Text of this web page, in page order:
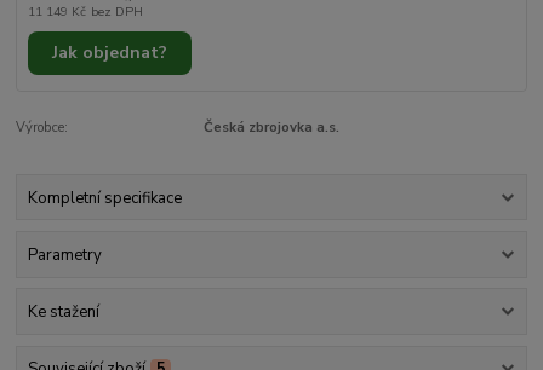
11 149 Kč bez DPH
Jak objednat?
Výrobce: Česká zbrojovka a.s.
Kompletní specifikace
Parametry
Ke stažení